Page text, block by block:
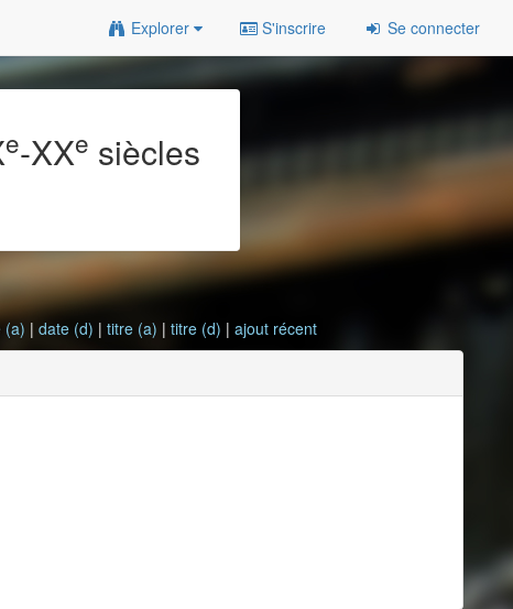
Explorer S'inscrire Se connecter
e-XXe siècles
(a) |date (d) |titre (a) |titre (d) |ajout récent